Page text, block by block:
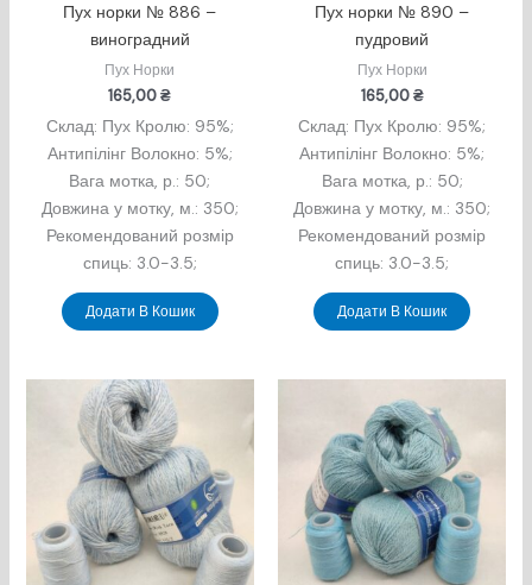
Пух норки № 886 –
виноградний
Пух Норки
165,00₴
Склад: Пух Кролю: 95%;
Антипілінг Волокно: 5%;
Вага мотка, р.: 50;
Довжина у мотку, м.: 350;
Рекомендований розмір
спиць: 3.0-3.5;
Додати В Кошик
Пух норки № 890 –
пудровий
Пух Норки
165,00₴
Склад: Пух Кролю: 95%;
Антипілінг Волокно: 5%;
Вага мотка, р.: 50;
Довжина у мотку, м.: 350;
Рекомендований розмір
спиць: 3.0-3.5;
Додати В Кошик